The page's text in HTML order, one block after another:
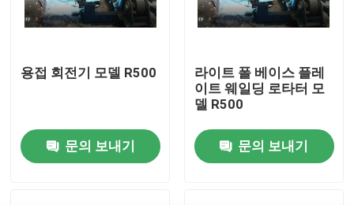
회사 소개
공장 견학
품질 관리
용접 회전기 모델 R500
문의 보내기
라이트 폴 베이스 플레
이트 웨일딩 로타터 모
델 R500
문의 보내기